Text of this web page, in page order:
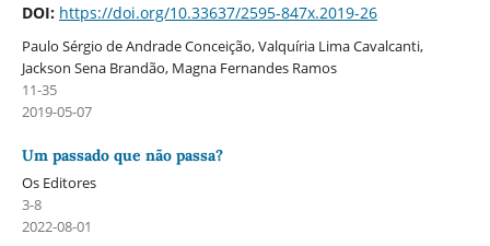
DOI: https://doi.org/10.33637/2595-847x.2019-26
Paulo Sérgio de Andrade Conceição, Valquí­ria Lima Cavalcanti,
Jackson Sena Brandão, Magna Fernandes Ramos
11-35
2019-05-07
Um passado que não passa?
Os Editores
3-8
2022-08-01